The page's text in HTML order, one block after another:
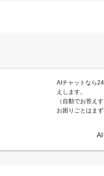
AIチャットなら
えします。
（自動でお答え
お困りごとはま